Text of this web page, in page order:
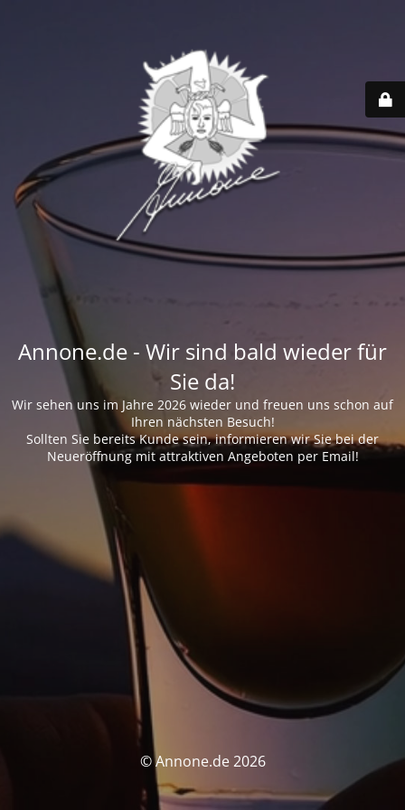
Annone.de - Wir sind bald wieder für
Sie da!
Wir sehen uns im Jahre 2026 wieder und freuen uns schon auf
Ihren nächsten Besuch!
Sollten Sie bereits Kunde sein, informieren wir Sie bei der
Neueröffnung mit attraktiven Angeboten per Email!
© Annone.de 2026